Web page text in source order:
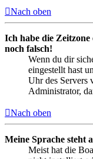
Nach oben
Ich habe die
noch falsch!
Wenn du dir
eingestellt hast
Uhr des Servers
Administrator,
Nach oben
Meine Sprache steht
Meist hat die